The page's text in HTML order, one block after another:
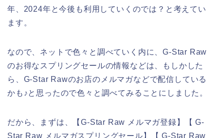
年、2024年と今後も利用していくのでは？と考えてい
ます。
なので、ネットで色々と調べていく内に、G-Star Raw
のお得なスプリングセールの情報などは、もしかした
ら、G-Star Rawのお店のメルマガなどで配信している
かも♪と思ったので色々と調べてみることにしました。
だから、まずは、【G-Star Raw メルマガ登録】【 G-
Star Raw メルマガスプリングセール】【 G-Star Raw